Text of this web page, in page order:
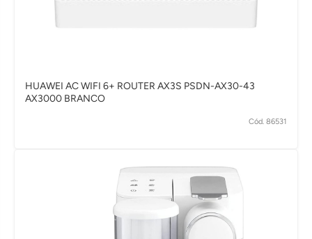
HUAWEI AC WIFI 6+ ROUTER AX3S PSDN-AX30-43
AX3000 BRANCO
Cód. 86531